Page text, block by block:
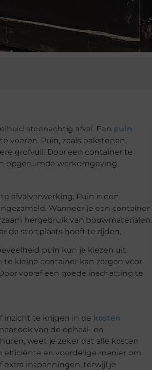
steenachtig afval. Een puin
voeren. Puin, zoals bakstenen,
grofvuil. Door een container te
opgeruimde werkomgeving.
afvalverwerking. Puin is een
Wanneer je een container
hergebruik van bouwmaterialen.
de stortplaats hoeft te rijden.
puin kun je kiezen uit
kleine container kan zorgen voor
vooraf een goede inschatting te
inzicht te krijgen in de kosten
ook van de ophaal- en
weet je zeker dat alle kosten
efficiënte en voordelige manier om
extra inspanningen, terwijl je